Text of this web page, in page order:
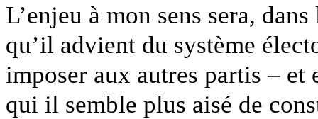
L’enjeu à mon sens sera,
qu’il advient du système
imposer aux autres partis –
qui il semble plus aisé de